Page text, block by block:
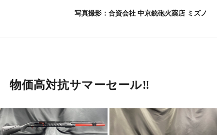
写真撮影：合資会社 中京銃砲火薬店 ミズノ
物価高対抗サマーセール‼︎